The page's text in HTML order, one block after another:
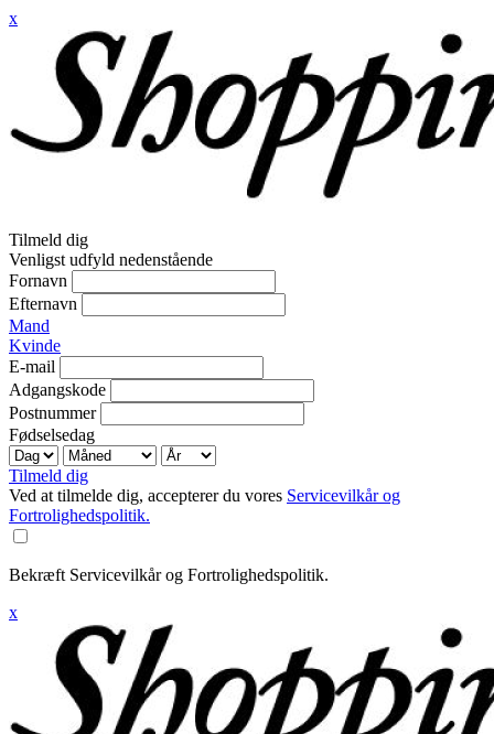
x
Tilmeld dig
Venligst udfyld nedenstående
Fornavn
Efternavn
Mand
Kvinde
E-mail
Adgangskode
Postnummer
Fødselsedag
Tilmeld dig
Ved at tilmelde dig, accepterer du vores Servicevilkår og
Fortrolighedspolitik.
Bekræft Servicevilkår og Fortrolighedspolitik.
x